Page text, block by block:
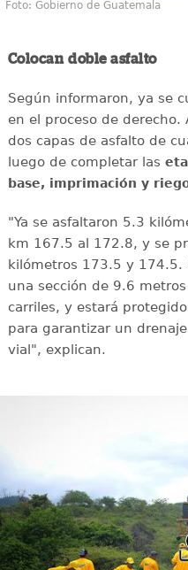
Foto: Gobierno de Guatemala
Colocan doble asfalto
Según informaron, ya se
en el proceso de
dos capas de asfalto de
luego de completar las
base, imprimación y
"Ya se asfaltaron 5.3
km 167.5 al 172.8, y se
kilómetros 173.5 y 174.5.
una sección de 9.6
carriles, y estará
para garantizar un
vial", explican.